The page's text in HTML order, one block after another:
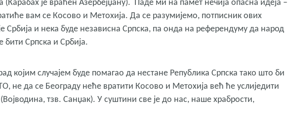
(Карабах је враћен Азербејџану). Паде ми на памет нечија опасна идеја –
вам се Косово и Метохија. Да се разумијемо, потписник ових
Србија и нека буде независна Српска, па онда на референдуму да народ
Српска и Србија.
којим случајем буде помагао да нестане Република Српска тако што би
не да се Београду неће вратити Косово и Метохија већ ће услиједити
тзв. Санџак). У суштини све је до нас, наше храбрости,